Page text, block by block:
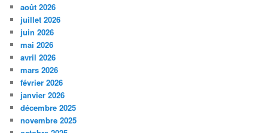
août 2026
juillet 2026
juin 2026
mai 2026
avril 2026
mars 2026
février 2026
janvier 2026
décembre 2025
novembre 2025